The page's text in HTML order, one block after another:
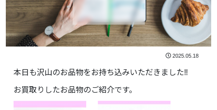
2025.05.18
本日も沢山のお品物をお持ち込みいただきました‼️
お買取りしたお品物のご紹介です。